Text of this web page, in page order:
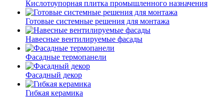
Кислотоупорная плитка промышленного назначения
Готовые системные решения для монтажа
Навесные вентилируемые фасады
Фасадные термопанели
Фасадный декор
Гибкая керамика